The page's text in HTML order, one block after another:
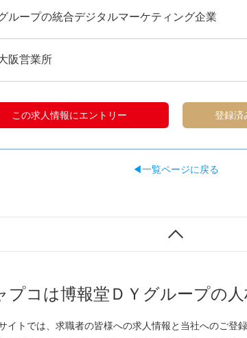
ループの統合デジタルマーケティング企業
阪営業所
この求人情報にエントリー 登録済
◀一覧ページに戻る
プコは博報堂ＤＹグループの人
イトでは、求職者の皆様への求人情報と当社へのご登